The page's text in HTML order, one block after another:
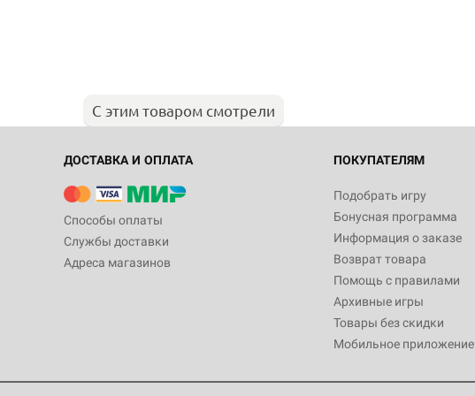
С этим товаром смотрели
ДОСТАВКА И ОПЛАТА
Способы оплаты
Службы доставки
Адреса магазинов
ПОКУПАТЕЛЯМ
Подобрать игру
Бонусная программа
Информация о заказе
Возврат товара
Помощь с правилами
Архивные игры
Товары без скидки
Мобильное приложение